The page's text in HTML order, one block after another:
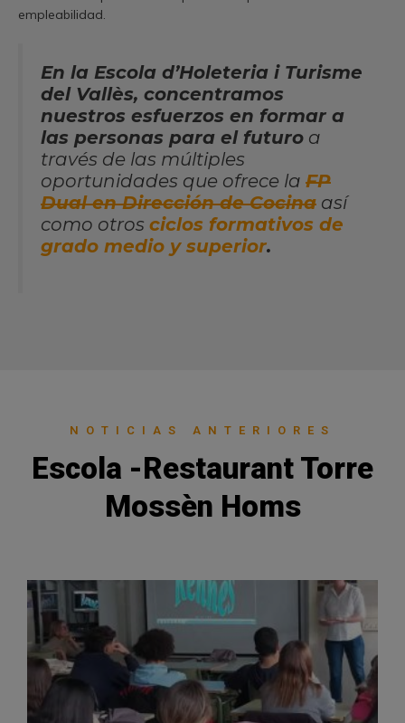
empleabilidad.
En la Escola d’Holeteria i Turisme
del Vallès, concentramos
nuestros esfuerzos en formar a
las personas para el futuro a
través de las múltiples
oportunidades que ofrece la FP
Dual en Dirección de Cocina así
como otros ciclos formativos de
grado medio y superior.
NOTICIAS ANTERIORES
Escola -Restaurant Torre
Mossèn Homs